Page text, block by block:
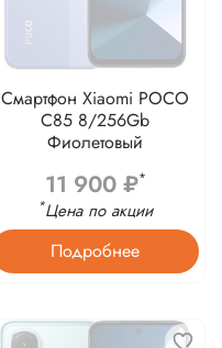
Смартфон Xiaomi POCO
C85 8/256Gb
Фиолетовый
11 900 ₽*
*Цена по акции
Подробнее